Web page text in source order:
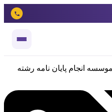
موسسه انجام پایان نامه رشته